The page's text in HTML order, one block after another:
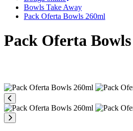
Bowls Take Away
Pack Oferta Bowls 260ml
Pack Oferta